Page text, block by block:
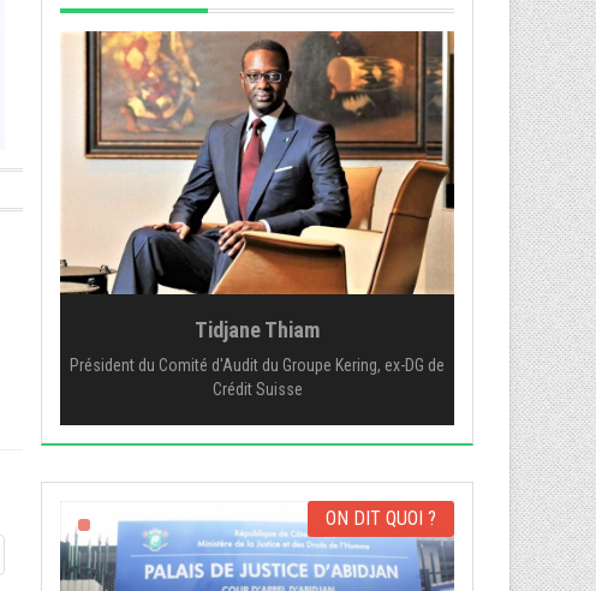
Tidjane Thiam
Président du Comité d'Audit du Groupe Kering, ex-DG de
Crédit Suisse
ON DIT QUOI ?